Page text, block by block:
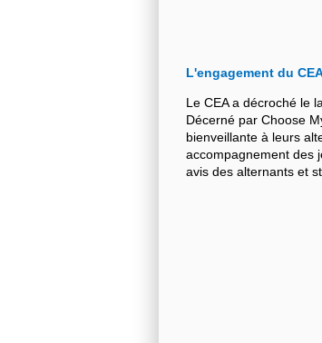
L'engagement du
Le CEA a décroché le
Décerné par Choose
bienveillante à leurs
accompagnement des
avis des alternants et